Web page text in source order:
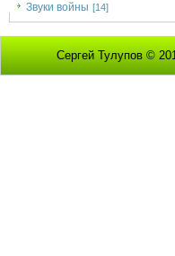
Звуки войны [14]
Сергей Тулупов ©